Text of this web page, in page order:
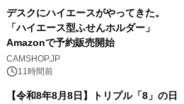
デスクにハイエースがやってきた。
「ハイエース型ふせんホルダー」
Amazonで予約販売開始
CAMSHOP.JP
11時間前
【令和8年8月8日】トリプル「8」の日